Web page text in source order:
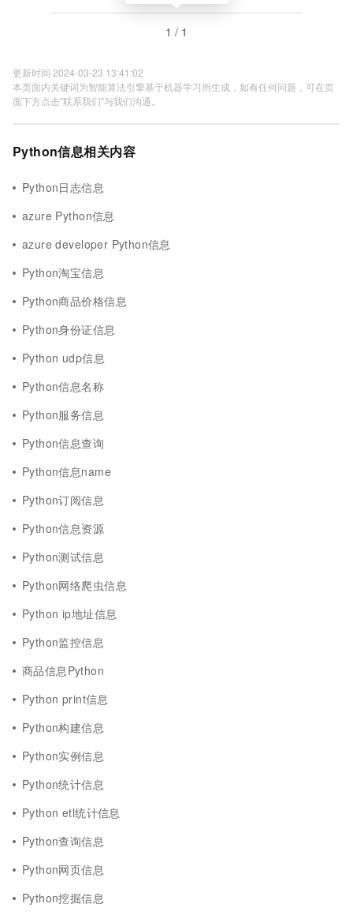
1 / 1
更新时间 2024-03-23 13:41:02
本页面内关键词为智能算法引擎基于机器学习所生成，如有任何问题，可在页
面下方点击"联系我们"与我们沟通。
Python信息相关内容
Python日志信息
azure Python信息
azure developer Python信息
Python淘宝信息
Python商品价格信息
Python身份证信息
Python udp信息
Python信息名称
Python服务信息
Python信息查询
Python信息name
Python订阅信息
Python信息资源
Python测试信息
Python网络爬虫信息
Python ip地址信息
Python监控信息
商品信息Python
Python print信息
Python构建信息
Python实例信息
Python统计信息
Python etl统计信息
Python查询信息
Python网页信息
Python挖掘信息